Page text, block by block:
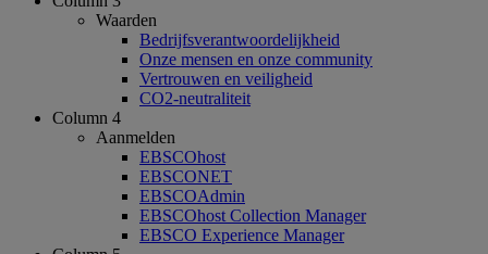
Waarden
Bedrijfsverantwoordelijkheid
Onze mensen en onze community
Vertrouwen en veiligheid
CO2-neutraliteit
Column 4
Aanmelden
EBSCOhost
EBSCONET
EBSCOAdmin
EBSCOhost Collection Manager
EBSCO Experience Manager